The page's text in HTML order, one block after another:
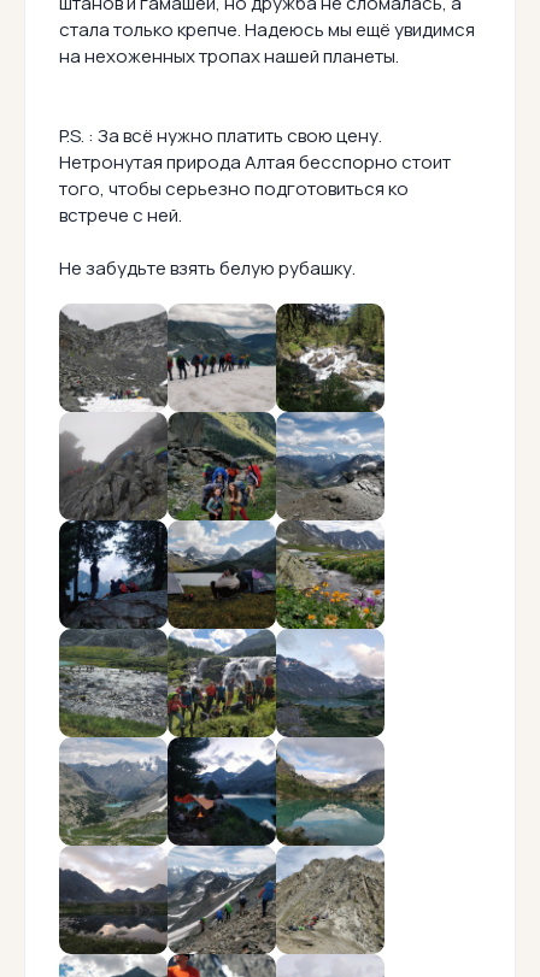
стала только крепче. Надеюсь мы ещё увидимся
на нехоженных тропах нашей планеты.
P.S. : За всё нужно платить свою цену.
Нетронутая природа Алтая бесспорно стоит
того, чтобы серьезно подготовиться ко
встрече с ней.
Не забудьте взять белую рубашку.